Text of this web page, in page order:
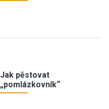
Jak pěstovat
„pomlázkovník“